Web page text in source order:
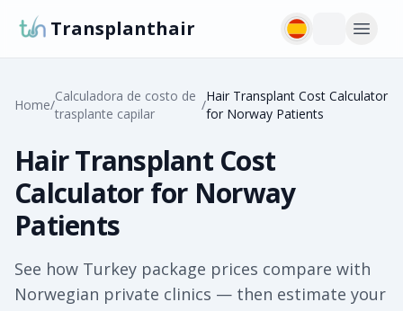
Transplanthair
Home/
Calculadora de costo de
trasplante capilar
/
Hair Transplant Cost Calculator
for Norway Patients
Hair Transplant Cost
Calculator for Norway
Patients
See how Turkey package prices compare with
Norwegian private clinics — then estimate your